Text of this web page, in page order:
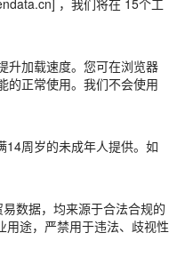
，我们将在 15个工
升加载速度。您可在浏览器
的正常使用。我们不会使用
14周岁的未成年人提供。如
数据，均来源于合法合规的
途，严禁用于违法、歧视性